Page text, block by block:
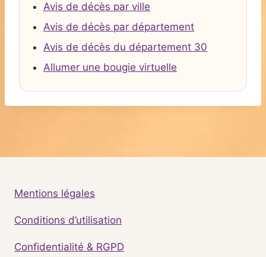
Avis de décès par ville
Avis de décès par département
Avis de décès du département 30
Allumer une bougie virtuelle
Mentions légales
Conditions d’utilisation
Confidentialité & RGPD